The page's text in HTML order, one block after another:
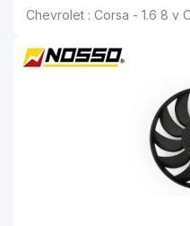
Chevrolet : Corsa - 1.6 8 v